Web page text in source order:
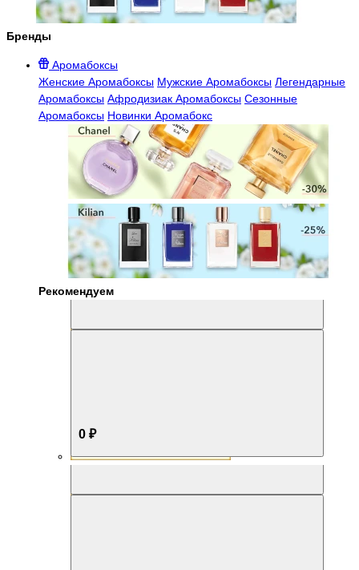
Бренды
Аромабоксы
Женские Аромабоксы Мужские Аромабоксы Легендарные
Аромабоксы Афродизиак Аромабоксы Сезонные
Аромабоксы Новинки Аромабокс
Рекомендуем
0 ₽